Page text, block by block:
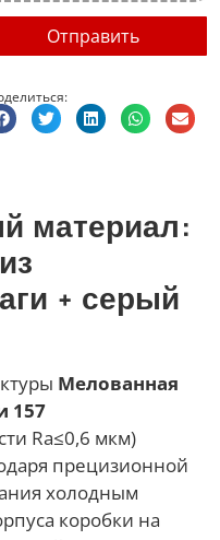
Отправить
материал:
+ серый
Мелованная
157
Ra≤0,6 мкм)
прецизионной
холодным
коробки на